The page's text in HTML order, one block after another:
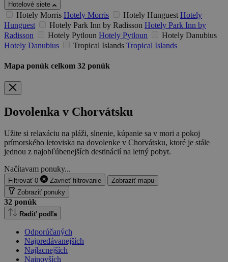
Hotelové siete
Hotely Morris Hotely Morris Hotely Hunguest Hotely
Hunguest
Hotely Park Inn by Radisson Hotely Park Inn by
Radisson
Hotely Pytloun Hotely Pytloun
Hotely Danubius
Hotely Danubius
Tropical Islands Tropical Islands
Mapa ponúk celkom 32 ponúk
Dovolenka v Chorvátsku
Užite si relaxáciu na pláži, slnenie, kúpanie sa v mori a pokoj
prímorského letoviska na dovolenke v Chorvátsku, ktoré je stále
jednou z najobľúbenejších destinácií na letný pobyt.
Načítavam ponuky...
Filtrovať 0 Zavrieť filtrovanie
Zobraziť mapu
Zobraziť ponuky
32 ponúk
Radiť podľa
Odporúčaných
Najpredávanejších
Najlacnejších
Najnovších